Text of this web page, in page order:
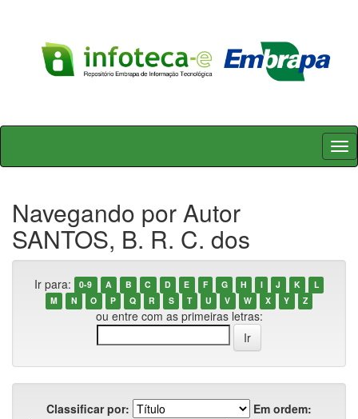
Skip
Navegando por Autor
SANTOS, B. R. C. dos
Ir para: 0-9 A B C D E F G H I J K
L
M
N O P Q R S T U V W X Y Z
ou entre com as primeiras letras:
Classificar por:
Em ordem: